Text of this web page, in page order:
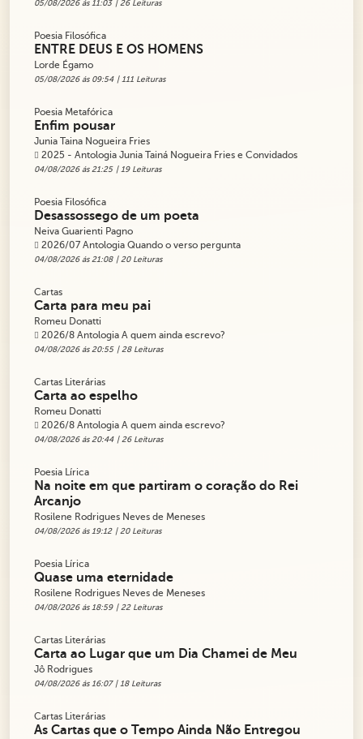
05/08/2026 ás 11:03 | 26 Leituras
Poesia Filosófica
ENTRE DEUS E OS HOMENS
Lorde Égamo
05/08/2026 ás 09:54 | 111 Leituras
Poesia Metafórica
Enfim pousar
Junia Taina Nogueira Fries
2025 - Antologia Junia Tainá Nogueira Fries e Convidados
04/08/2026 ás 21:25 | 19 Leituras
Poesia Filosófica
Desassossego de um poeta
Neiva Guarienti Pagno
2026/07 Antologia Quando o verso pergunta
04/08/2026 ás 21:08 | 20 Leituras
Cartas
Carta para meu pai
Romeu Donatti
2026/8 Antologia A quem ainda escrevo?
04/08/2026 ás 20:55 | 28 Leituras
Cartas Literárias
Carta ao espelho
Romeu Donatti
2026/8 Antologia A quem ainda escrevo?
04/08/2026 ás 20:44 | 26 Leituras
Poesia Lírica
Na noite em que partiram o coração do Rei
Arcanjo
Rosilene Rodrigues Neves de Meneses
04/08/2026 ás 19:12 | 20 Leituras
Poesia Lírica
Quase uma eternidade
Rosilene Rodrigues Neves de Meneses
04/08/2026 ás 18:59 | 22 Leituras
Cartas Literárias
Carta ao Lugar que um Dia Chamei de Meu
Jô Rodrigues
04/08/2026 ás 16:07 | 18 Leituras
Cartas Literárias
As Cartas que o Tempo Ainda Não Entregou